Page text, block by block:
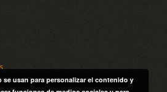
se usan para personalizar el contenido y